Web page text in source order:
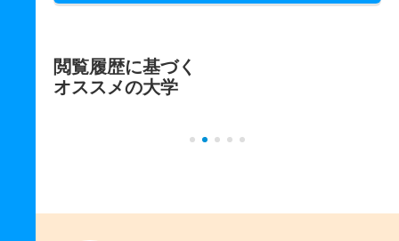
閲覧履歴に基づく
オススメの大学